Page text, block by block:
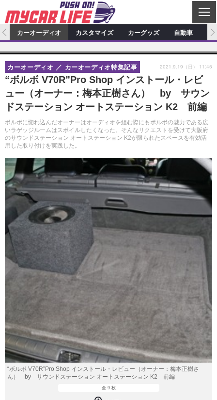
C
L
S
E
カーオーディオ
特集記事 新製品情報
プロショップ検索 ショップ訪問記
カーオーディオニュース デモカー製作記
その他
カスタマイズ
カスタマイズ特集記事 カスタマイズ新製品情報
カスタマイズニュース
カーグッズ
カーグッズ特集記事 カーグッズ新製品情報
カーグッズニュース
自動車
スクープ
カーオーディオ カスタマイズ カーグッズ 自動車
“ボルボ V70R”Pro Shop インストール・レビ
ュー（オーナー：梅本正樹さん） by サウン
ドステーション オートステーション K2 前編
ボルボに惚れ込んだオーナーはオーディオを組む際にもボルボの魅力である広
いラゲッジルームはスポイルしたくなった。そんなリクエストを受けて大阪府
のサウンドステーション オートステーション K2が限られたスペースを有効活
用した取り付けを実践した。
カーオーディオ カーオーディオ特集記事 2021.9.19（日） 11:45
“ボルボ V70R”Pro Shop インストール・レビュー（オーナー：梅本正樹さ
ん） by サウンドステーション オートステーション K2 前編
全 9 枚